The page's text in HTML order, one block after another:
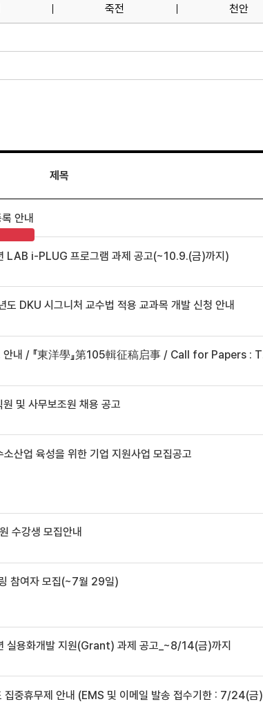
죽전 천안
제목
안내
LAB i-PLUG 프로그램 과제 공고(~10.9.(금)까지)
DKU 시그니처 교수법 적용 교과목 개발 신청 안내
洋學』第105輯征稿启事 / Call for Papers : The Oriental Studies, the 105th Issue
및 사무보조원 채용 공고
산업 육성을 위한 기업 지원사업 모집공고
수강생 모집안내
참여자 모집(~7월 29일)
용화개발 지원(Grant) 과제 공고_~8/14(금)까지
무제 안내 (EMS 및 이메일 발송 접수기한 : 7/24(금) 오후 12시까지)